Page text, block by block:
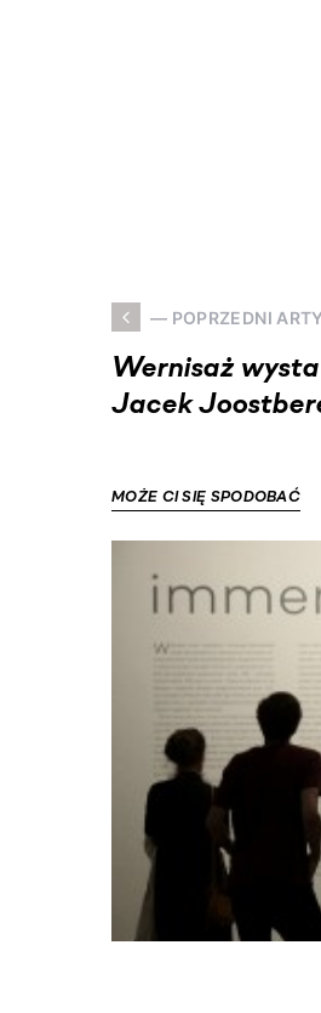
— POPRZEDNI
Wernisaż
Jacek
MOŻE CI SIĘ SPODOBAĆ